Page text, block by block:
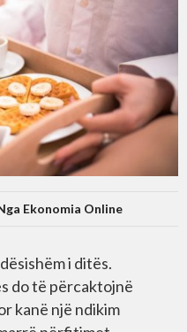
Ekonomia Online
i ditës.
do të përcaktojnë
kanë një ndikim